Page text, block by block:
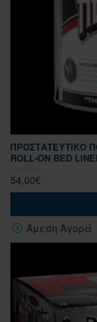
ΠΡΟΣΤΑΤΕΥΤΙΚΌ
ROLL-ON BED
54,00€
Άμεση Αγορά